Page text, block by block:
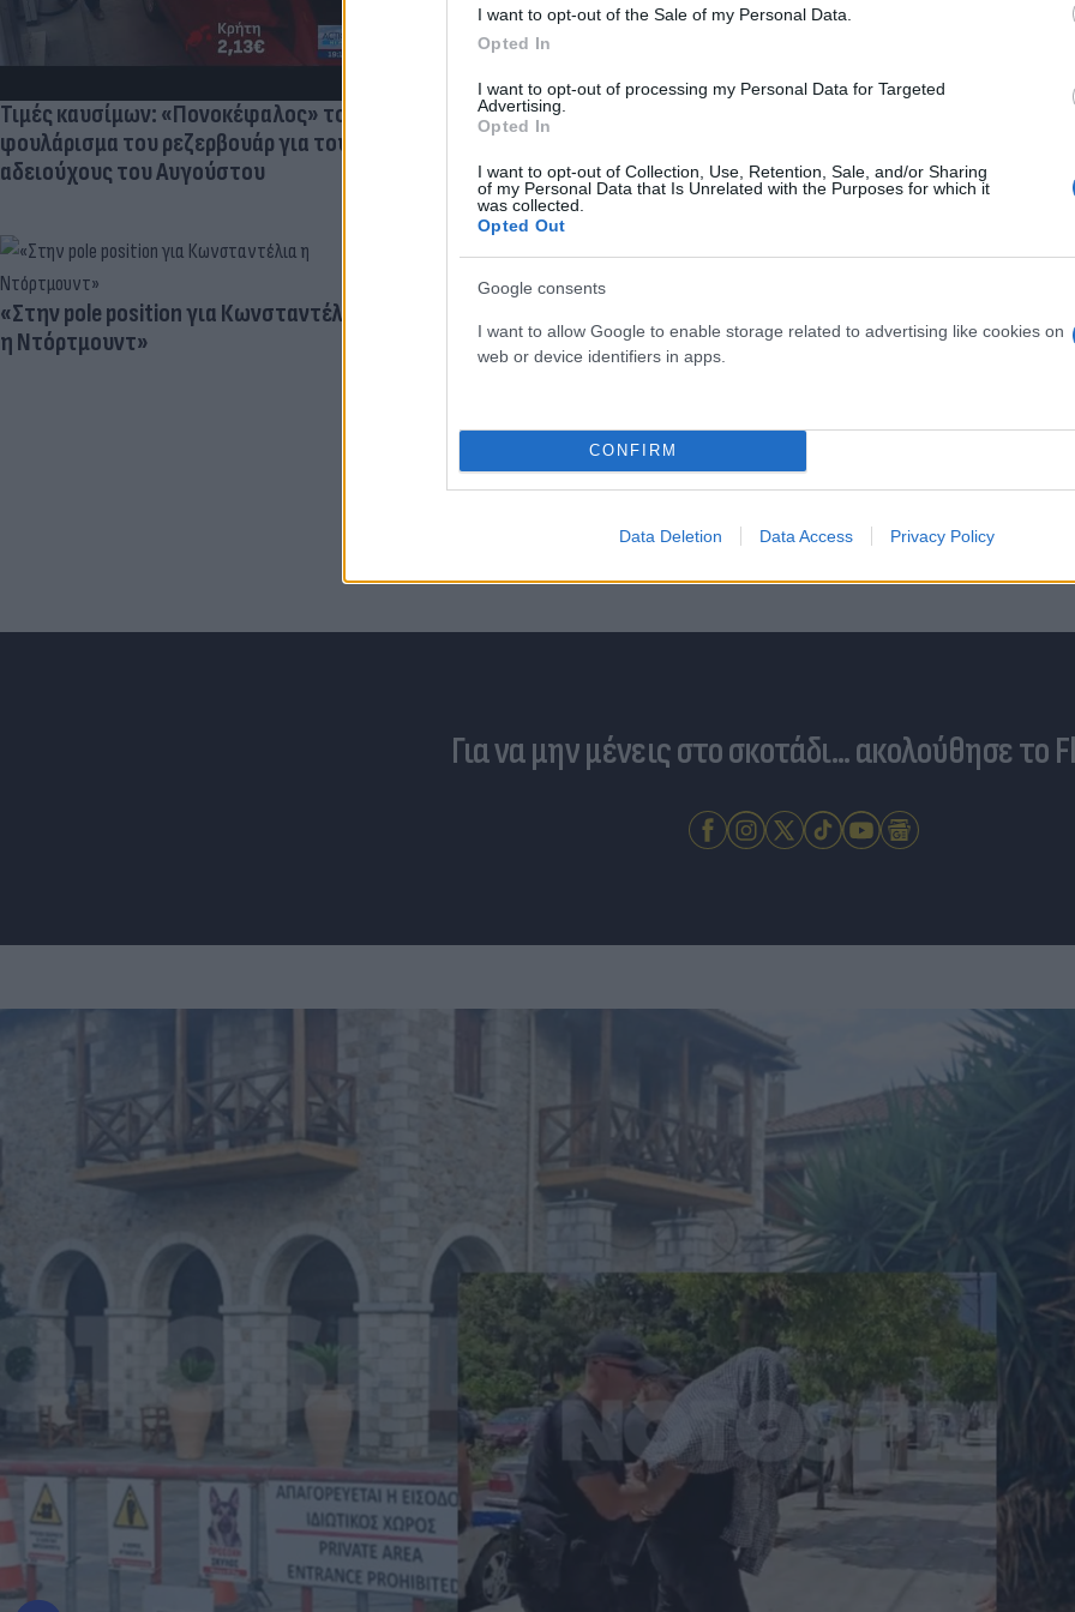
I want to opt-out of the Sale of my Personal Data.
Opted In
I want to opt-out of processing my Personal Data for Targeted
Advertising.
Opted In
I want to opt-out of Collection, Use, Retention, Sale, and/or Sharing
of my Personal Data that Is Unrelated with the Purposes for which it
was collected.
Opted Out
Google consents
I want to allow Google to enable storage related to advertising like cookies on
web or device identifiers in apps.
CONFIRM
Data Deletion Data Access Privacy Policy
Τιμές καυσίμων: «Πονοκέφαλος» το
φουλάρισμα του ρεζερβουάρ για τους
αδειούχους του Αυγούστου
«Στην pole position για Κωνσταντέλια
η Ντόρτμουντ»
Ο ρόλος του βιολογικού
προγραμματισμού μας
Τουρκία: Μετά το... φρένο
Για να μην μένεις στο σκοτάδι... ακολούθησε το